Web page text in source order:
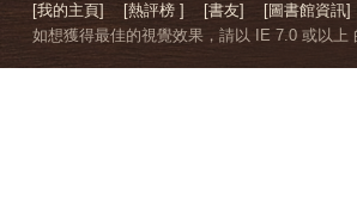
[我的主頁] [熱評榜 ] [書友] [圖書館資訊]
如想獲得最佳的視覺效果，請以 IE 7.0 或以